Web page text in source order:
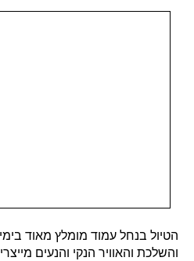
הטיול בנחל עמוד מומלץ מאוד
והשלכת והאוויר הנקי והנעים